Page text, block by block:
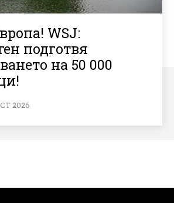
WSJ:
подготвя
на 50 000
2026